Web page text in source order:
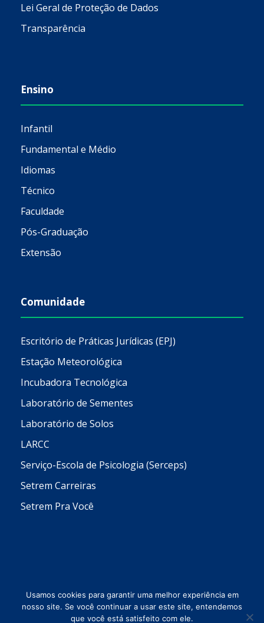
Lei Geral de Proteção de Dados
Transparência
Ensino
Infantil
Fundamental e Médio
Idiomas
Técnico
Faculdade
Pós-Graduação
Extensão
Comunidade
Escritório de Práticas Jurídicas (EPJ)
Estação Meteorológica
Incubadora Tecnológica
Laboratório de Sementes
Laboratório de Solos
LARCC
Serviço-Escola de Psicologia (Serceps)
Setrem Carreiras
Setrem Pra Você
Usamos cookies para garantir uma melhor experiência em
nosso site. Se você continuar a usar este site, entendemos
que você está satisfeito com ele.